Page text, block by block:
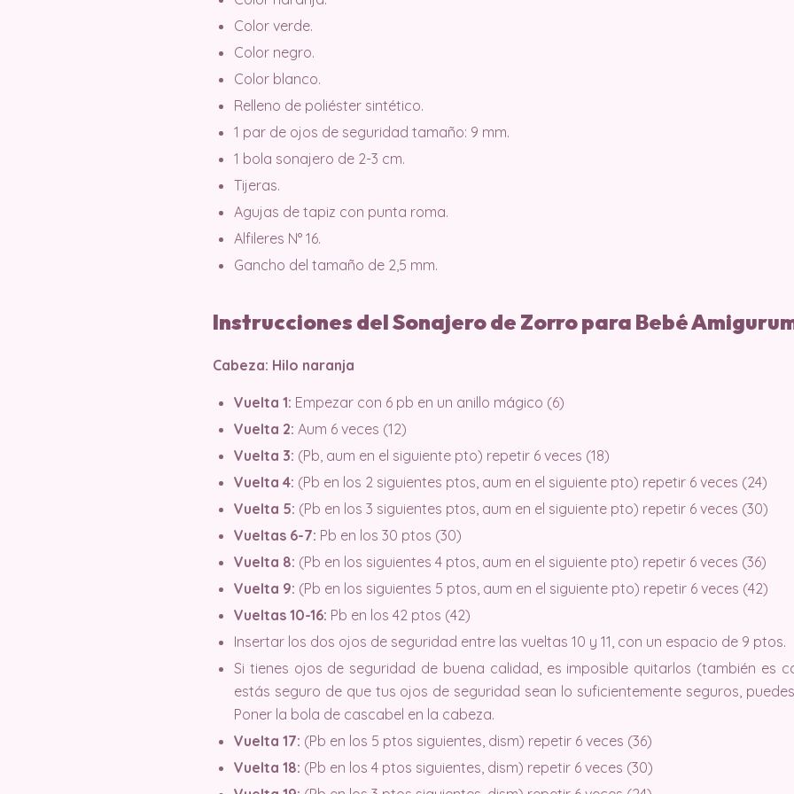
Color verde.
Color negro.
Color blanco.
Relleno de poliéster sintético.
1 par de ojos de seguridad tamaño: 9 mm.
1 bola sonajero de 2-3 cm.
Tijeras.
Agujas de tapiz con punta roma.
Alfileres N° 16.
Gancho del tamaño de 2,5 mm.
Instrucciones del Sonajero de Zorro para Bebé
Cabeza: Hilo naranja
Vuelta 1: Empezar con 6 pb en un anillo mágico (6)
Vuelta 2: Aum 6 veces (12)
Vuelta 3: (Pb, aum en el siguiente pto) repetir 6 veces (18)
Vuelta 4: (Pb en los 2 siguientes ptos, aum en el siguiente pto) repetir 6 veces (24)
Vuelta 5: (Pb en los 3 siguientes ptos, aum en el siguiente pto) repetir 6 veces (30)
Vueltas 6-7: Pb en los 30 ptos (30)
Vuelta 8: (Pb en los siguientes 4 ptos, aum en el siguiente pto) repetir 6 veces (36)
Vuelta 9: (Pb en los siguientes 5 ptos, aum en el siguiente pto) repetir 6 veces (42)
Vueltas 10-16: Pb en los 42 ptos (42)
Insertar los dos ojos de seguridad entre las vueltas 10 y 11, con un espacio de 9 ptos.
Si tienes ojos de seguridad de buena calidad, es imposible quitarlos (también es
estás seguro de que tus ojos de seguridad sean lo suficientemente seguros,
Poner la bola de cascabel en la cabeza.
Vuelta 17: (Pb en los 5 ptos siguientes, dism) repetir 6 veces (36)
Vuelta 18: (Pb en los 4 ptos siguientes, dism) repetir 6 veces (30)